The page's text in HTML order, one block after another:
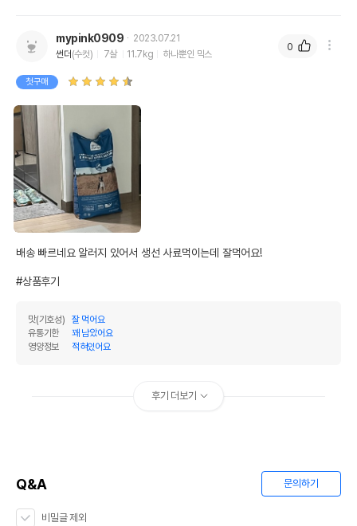
mypink0909
2023.07.21
썬더 (수컷) 7살 11.7kg 하나뿐인 믹스
첫구매
배송 빠르네요 알러지 있어서 생선 사료먹이는데 잘먹어요!
#상품후기
맛(기호성)
잘 먹어요
유통기한
꽤 남았어요
영양정보
적혀있어요
0
후기 더보기
Q&A 문의하기
비밀글 제외